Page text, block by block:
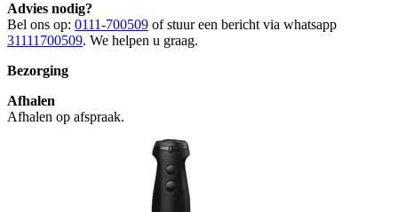
Advies nodig?
Bel ons op: 0111-700509 of stuur een bericht via whatsapp
31111700509. We helpen u graag.
Bezorging
Afhalen
Afhalen op afspraak.